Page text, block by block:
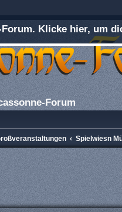
Klicke hier, um
Forum
Spielwiesn